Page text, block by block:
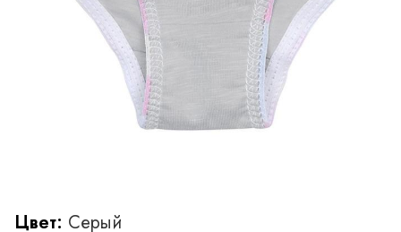
Цвет: Серый